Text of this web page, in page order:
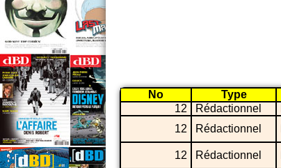
No Type
12
Rédactionnel
12
Rédactionnel
12
Rédactionnel